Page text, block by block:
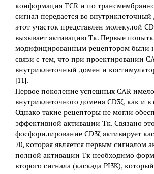
конформация TCR и по
сигнал передается во
этот участок представлен молекулой
вызывает активацию Тк. Первые
модифицированным рецептором были
связи с тем, что при проектировании
внутриклеточный домен и
[11].
Первое поколение успешных CAR имело
внутриклеточного домена CD3ζ, как и
Однако такие рецепторы не могли
эффективной активации Тк. Связано
фосфорилирование CD3ζ активирует
70, которая является первым сигналом
полной активации Тк необходимо
второго сигнала (каскада PI3K),